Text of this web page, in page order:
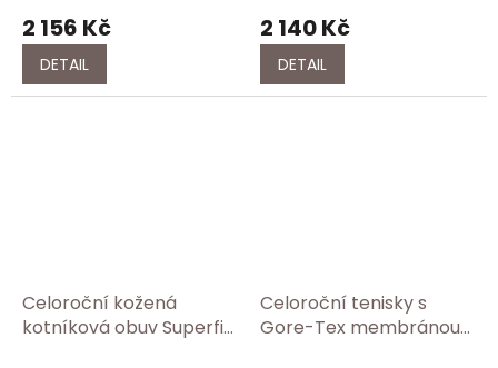
2 156 Kč
DETAIL
2 140 Kč
DETAIL
Celoroční kožená
kotníková obuv Superfit
Celoroční tenisky s
Gore-Tex membránou